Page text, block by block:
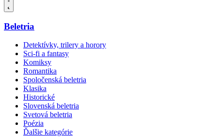
Beletria
Detektívky, trilery a horory
Sci-fi a fantasy
Komiksy
Romantika
Spoločenská beletria
Klasika
Historické
Slovenská beletria
Svetová beletria
Poézia
Ďalšie kategórie